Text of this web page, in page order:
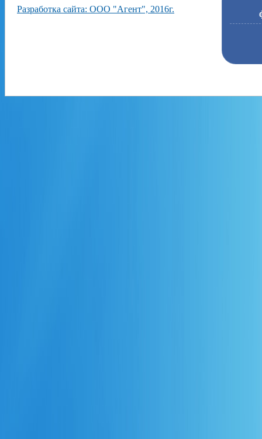
Разработка сайта: ООО "Агент", 2016г.